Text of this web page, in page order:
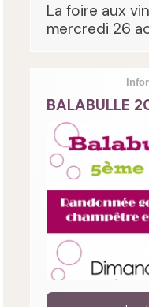
La foire aux
mercredi 26
BALABULLE